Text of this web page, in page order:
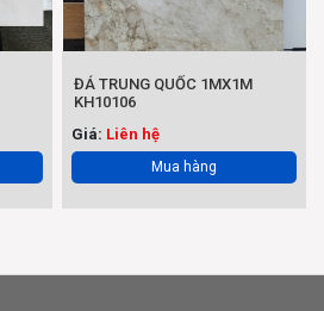
ĐÁ TRUNG QUỐC 1MX1M
KH10106
Giá: Liên hệ
Mua hàng